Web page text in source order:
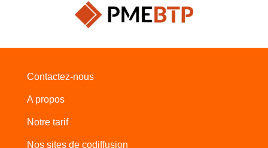
Contactez-nous
A propos
Notre tarif
Nos sites de codiffusion